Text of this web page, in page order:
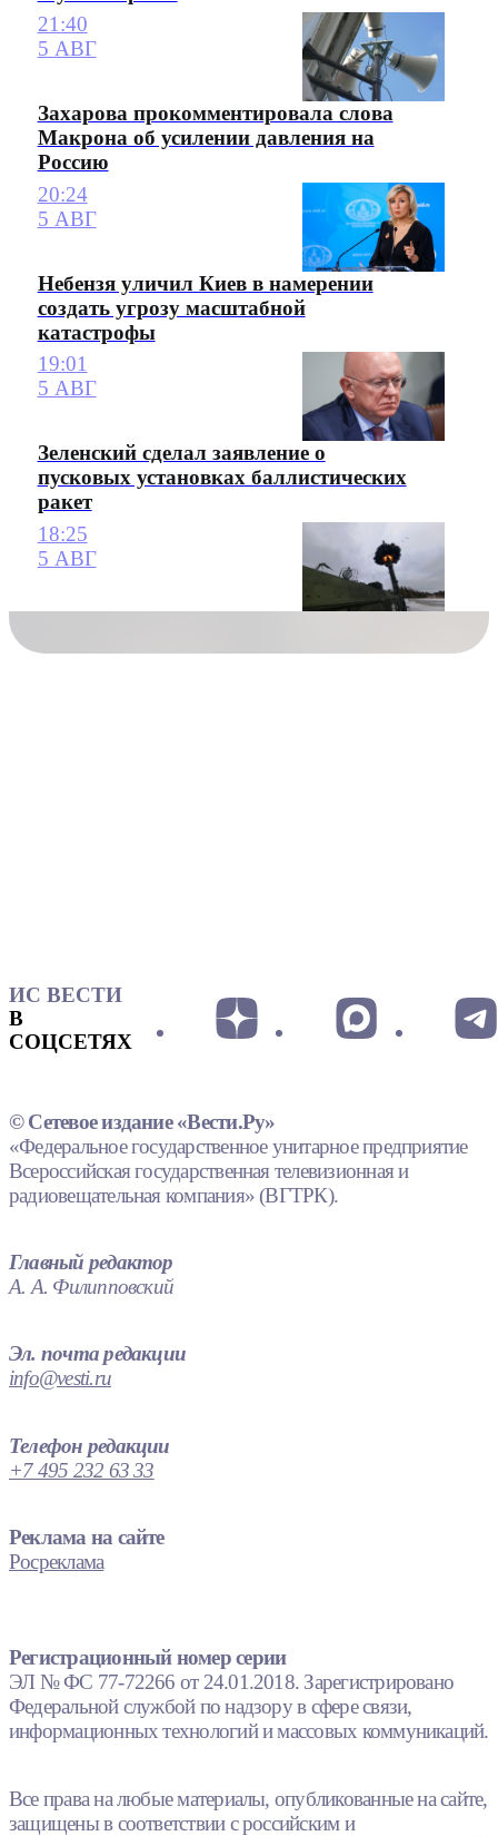
21:40
5 АВГ
Захарова прокомментировала слова
Макрона об усилении давления на
Россию
20:24
5 АВГ
Небензя уличил Киев в намерении
создать угрозу масштабной
катастрофы
19:01
5 АВГ
Зеленский сделал заявление о
пусковых установках баллистических
ракет
18:25
5 АВГ
ИС ВЕСТИ
В
СОЦСЕТЯХ
© Сетевое издание «Вести.Ру»
«Федеральное государственное унитарное предприятие
Всероссийская государственная телевизионная и
радиовещательная компания» (ВГТРК).
Главный редактор
А. А. Филипповский
Эл. почта редакции
info@vesti.ru
Телефон редакции
+7 495 232 63 33
Реклама на сайте
Росреклама
Регистрационный номер серии
ЭЛ № ФС 77-72266 от 24.01.2018. Зарегистрировано
Федеральной службой по надзору в сфере связи,
информационных технологий и массовых коммуникаций.
Все права на любые материалы, опубликованные на сайте,
защищены в соответствии с российским и